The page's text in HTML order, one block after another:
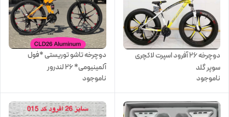
دوچرخه 26 آفرود اسپرت لاکچری
سوپر گلد
ناموجود
دوچرخه تاشو توریستی *فول
آلمینیومی* ۲۶ لندرور
ناموجود